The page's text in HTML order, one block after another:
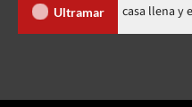
Ultramar
celebra 15 años con una gala